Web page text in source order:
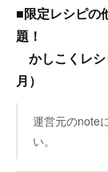
■限定レシピの
題！
かしこくレシ
月）
運営元のnote
い。